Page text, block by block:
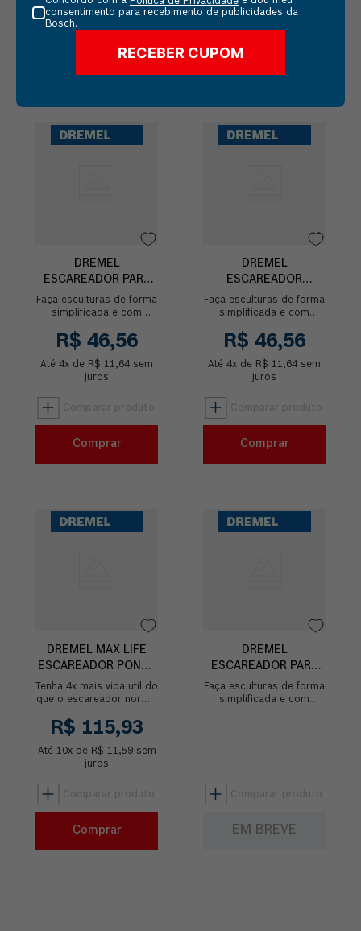
Comprar Comprar
DREMEL
ESCAREADOR PARA
ESCULPIR PONTA
PERA
Faça esculturas de forma
simplificada e com
o Escareador para
esculpir de ponta de
pera. Ideal p...
R$ 46,56
Até 4x de R$ 11,64 sem
juros
Comprar
DREMEL
ESCAREADOR
ESCULPIR PONTA
CHAMA DE FOGO
Faça esculturas de forma
simplificada e com
o Escareador para
esculpir de ponta de
chama de fogo...
R$ 46,56
Até 4x de R$ 11,64 sem
juros
Comprar
DREMEL MAX LIFE
ESCAREADOR PONTA
ARREDONDADA 117HP
Tenha 4x mais vida util do
que o escareador normal
Life. Faça esculturas de
forma simplificada e co...
R$ 115,93
Até 10x de R$ 11,59sem
juros
Comprar
DREMEL
ESCAREADOR PARA
ESCULPIR 3,2MM
(9910)
Faça esculturas de forma
simplificada e com
EM BREVE
consentimento para recebimento de publicidades da
Bosch.
RECEBER CUPOM